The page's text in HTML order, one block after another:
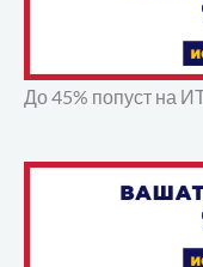
До 45% попуст на